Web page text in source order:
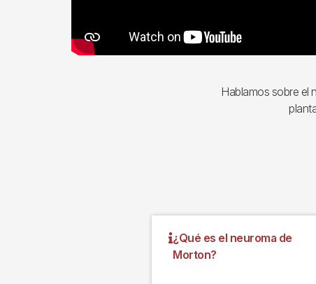
Hablamos sobre el
¿Qué es el neuroma de
Morton?